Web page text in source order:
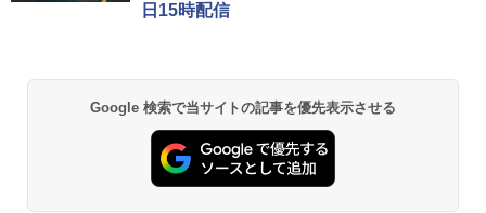
日15時配信
Google 検索で当サイトの記事を優先表示させる